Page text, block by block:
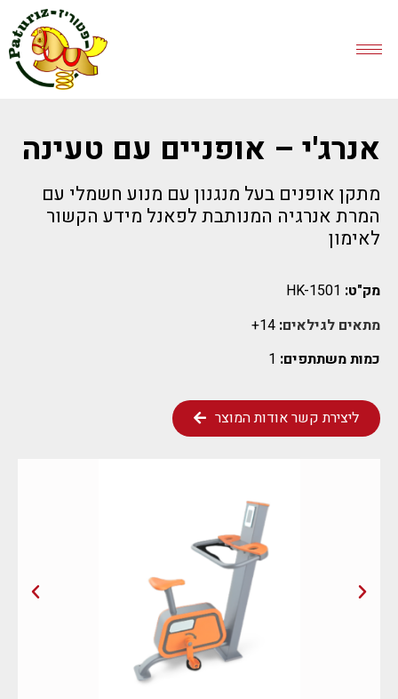
אנרג'י – אופניים עם טעינה
מתקן אופנים בעל מנגנון עם מנוע חשמלי עם
המרת אנרגיה המנותבת לפאנל מידע הקשור
לאימון
מק"ט:
מתאים לגילאים:
כמות משתתפים:
ליצירת קשר אודות המוצר